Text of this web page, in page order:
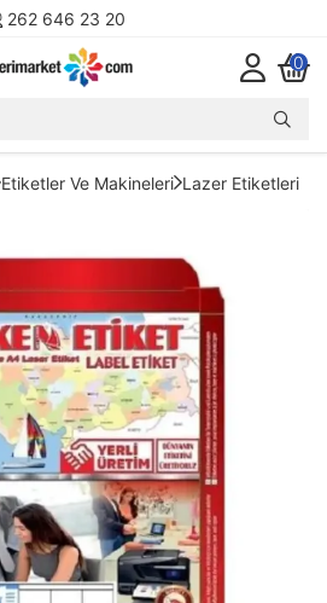
262 646 23 20
0
Etiketler Ve Makineleri Lazer Etiketleri